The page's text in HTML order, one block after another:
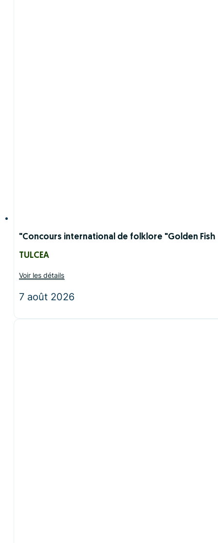
"Concours international de folklore "Golden Fish
TULCEA
Voir les détails
7 août 2026